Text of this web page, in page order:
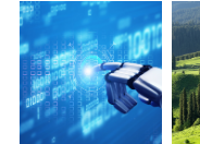
中创观点
ESG
碳知
区域“双碳”
应对气候变化
绿色发展解决
产品矩阵
中创碳云
企业“双碳”
技术研发驱动
标准引领
社会责任